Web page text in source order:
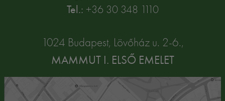
Tel.: +36 30 348 1110
1024 Budapest, Lövőház u. 2-6.,
MAMMUT I. ELSŐ EMELET